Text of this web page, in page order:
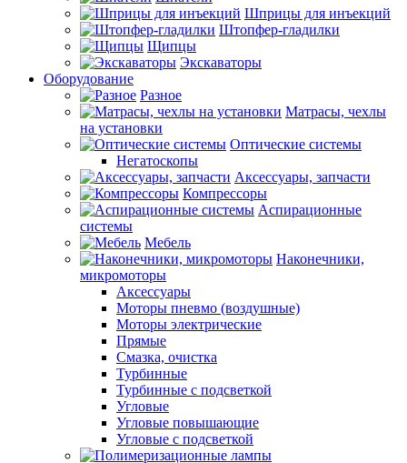
Шприцы для инъекций
Штопфер-гладилки
Щипцы
Экскаваторы
Оборудование
Разное
Матрасы, чехлы
на установки
Оптические системы
Негатоскопы
Аксессуары, запчасти
Компрессоры
Аспирационные
системы
Мебель
Наконечники,
микромоторы
Аксессуары
Моторы пневмо (воздушные)
Моторы электрические
Прямые
Смазка, очистка
Турбинные
Турбинные с подсветкой
Угловые
Угловые повышающие
Угловые с подсветкой